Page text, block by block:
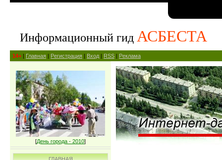
Информационный гид АСБЕСТА
14+ | Главная | Регистрация | Вход | RSS | Реклама
[День города - 2010]